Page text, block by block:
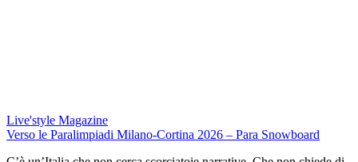
Live'style Magazine
Verso le Paralimpiadi Milano-Cortina 2026 – Para Snowboard